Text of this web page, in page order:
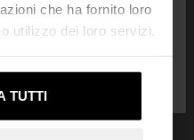
che ha fornito loro
utilizzo dei loro servizi.
TUTTI